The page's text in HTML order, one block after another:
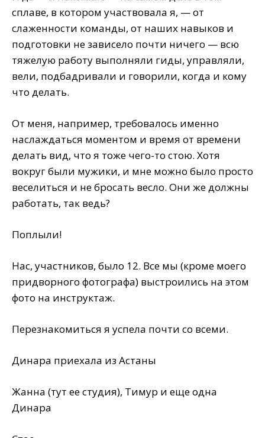
сплаве, в котором участвовала я, — от
слаженности команды, от наших навыков и
подготовки не зависело почти ничего — всю
тяжелую работу выполняли гиды, управляли,
вели, подбадривали и говорили, когда и кому
что делать.
От меня, например, требовалось именно
наслаждаться моментом и время от времени
делать вид, что я тоже чего-то стою. Хотя
вокруг были мужики, и мне можно было просто
веселиться и не бросать весло. Они же должны
работать, так ведь?
Поплыли!
Нас, участников, было 12. Все мы (кроме моего
придворного фотографа) выстроились на этом
фото на инструктаж.
Перезнакомиться я успела почти со всеми.
Динара приехала из Астаны
Жанна (тут ее студия), Тимур и еще одна
Динара